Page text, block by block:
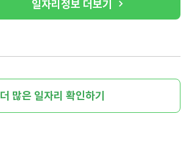
일자리정보 더보기
더 많은 일자리 확인하기